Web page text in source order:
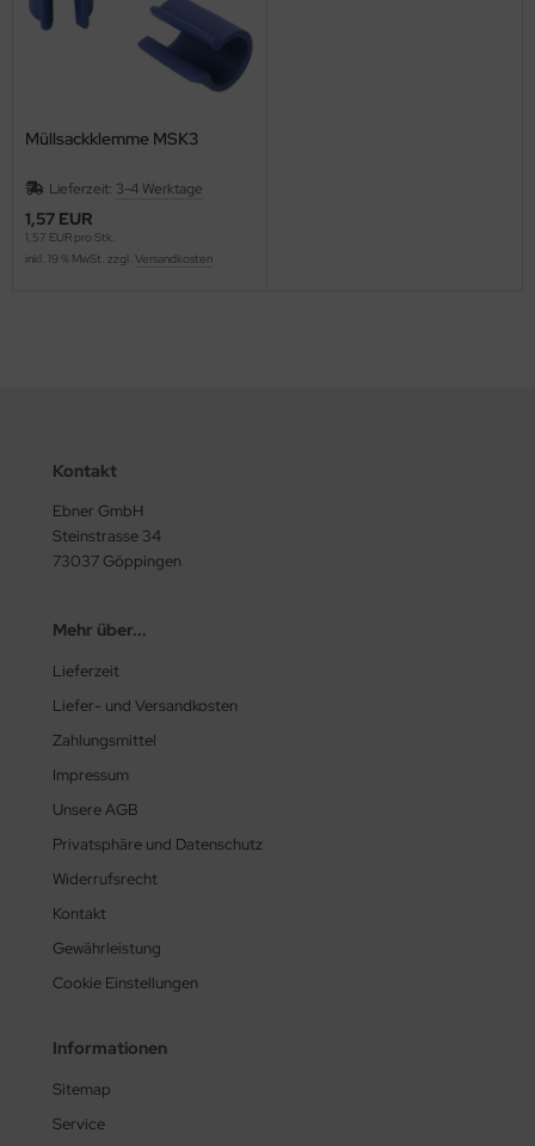
Müllsackklemme MSK3
Lieferzeit: 3-4 Werktage
1,57 EUR
1,57 EUR pro Stk.
inkl. 19 % MwSt. zzgl. Versandkosten
Kontakt
Ebner GmbH
Steinstrasse 34
73037 Göppingen
Mehr über...
Lieferzeit
Liefer- und Versandkosten
Zahlungsmittel
Impressum
Unsere AGB
Privatsphäre und Datenschutz
Widerrufsrecht
Kontakt
Gewährleistung
Cookie Einstellungen
Informationen
Sitemap
Service